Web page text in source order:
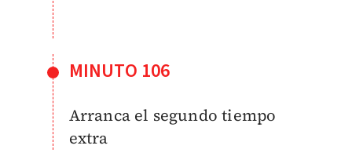
MINUTO 106
Arranca el segundo tiempo
extra